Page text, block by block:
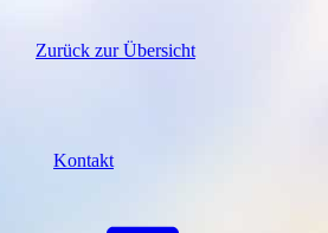
Zurück zur Übersicht
Kontakt